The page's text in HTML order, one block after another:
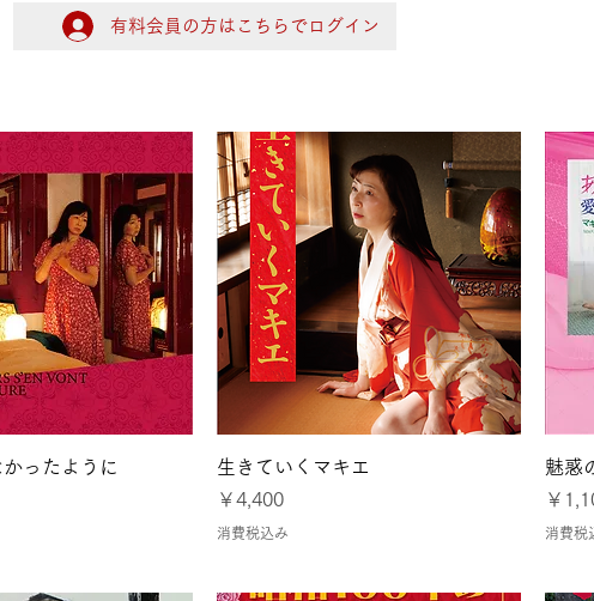
ログイン
有料会員の方はこちらでログイン
ックビュー
ったように
クイックビュー
生きていくマキエ
価格
￥4,400
消費税込み
魅惑
価格
￥
消費税
差別のない豊か
ン？